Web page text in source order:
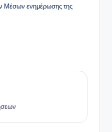
Μέσων ενημέρωσης της